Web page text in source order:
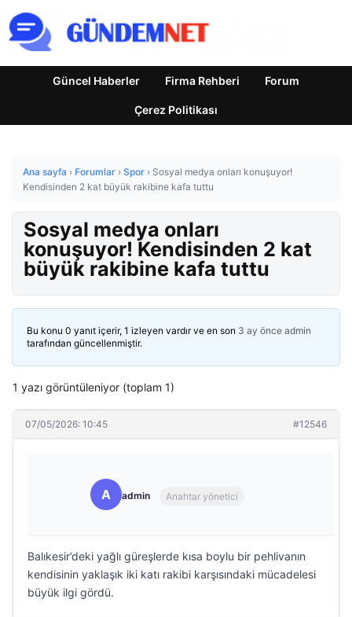
Güncel Haberler Firma Rehberi Forum
Çerez Politikası
Ana sayfa › Forumlar › Spor › Sosyal medya onları konuşuyor!
Kendisinden 2 kat büyük rakibine kafa tuttu
Sosyal medya onları
konuşuyor! Kendisinden 2 kat
büyük rakibine kafa tuttu
Bu konu 0 yanıt içerir, 1 izleyen vardır ve en son 3 ay önce admin
tarafından güncellenmiştir.
1 yazı görüntüleniyor (toplam 1)
07/05/2026: 10:45 #12546
A admin Anahtar yönetici
Balıkesir’deki yağlı güreşlerde kısa boylu bir pehlivanın
kendisinin yaklaşık iki katı rakibi karşısındaki mücadelesi
büyük ilgi gördü.